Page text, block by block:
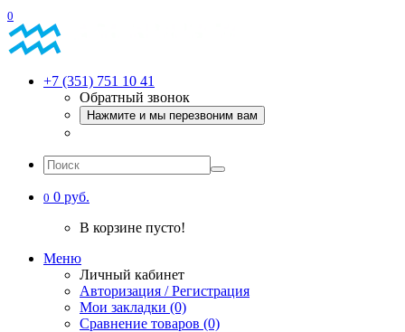
0
+7 (351) 751 10 41
Обратный звонок
Нажмите и мы перезвоним вам
0 0 руб.
В корзине пусто!
Меню
Личный кабинет
Авторизация / Регистрация
Мои закладки (0)
Сравнение товаров (0)